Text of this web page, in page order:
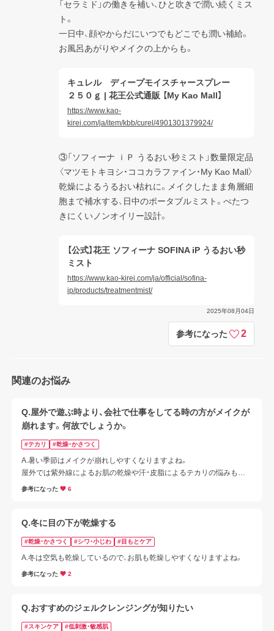
「セラミド」の働きを補い、ひと吹きで潤い続くミス
ト。
一日中、顔やからだにいつでもどこでも潤い補給。
お風呂あがりやメイクの上からも。
キュレル ディープモイスチャースプレー
２５０ｇ | 花王公式通販 【My Kao Mall】
https://www.kao-
kirei.com/ja/item/kbb/curel/4901301379924/
③「ソフィーナ ｉＰ うるおい秒ミスト」数量限定品
〈マツモトキヨシ・ココカラファイン・My Kao Mall〉
乾燥によるうるおい枯れに。メイクしたまま角層細
胞まで補水する、日中のポータブルミスト。べたつ
きにくいノンオイリー設計。
【公式】花王 ソフィーナ SOFINA iP うるおい秒
ミスト
https://www.kao-kirei.com/ja/official/sofina-
ip/products/treatmentmist/
2025年08月04日
参考になった 2
関連のお悩み
Q.屋外で遊ぶ時より、会社で仕事をしてる時の方がメイクが
崩れます。何故でしょうか。
#テカリ #乾燥・かさつく
A.暑い季節はメイクが崩れしやすくなりますよね。
屋外では紫外線によるお肌の乾燥や汗・皮脂によるテカリの悩みもあ
りますが、通勤の電車やオフィスなど室内のエアコンもお肌の乾燥や
分補給をしてあげてください！
参考になった 6
Q.冬に目の下が乾燥する
#乾燥・かさつく #シワ・小じわ #目もとケア
A.冬は空気も乾燥しているので、お肌も乾燥しやすくなりますよね。
参考になった 2
Q.おすすめのジェルクレンジングが知りたい
#スキンケア #低刺激・敏感肌